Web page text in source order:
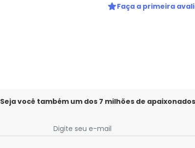
Faça a primeira
Seja você também um dos 7 milhões de
Digite seu e-mail